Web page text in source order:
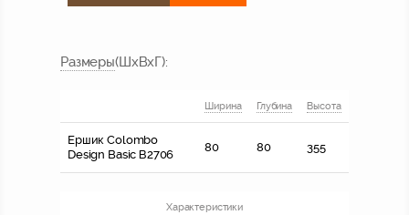
Размеры(ШхВхГ):
Ширина Глубина Высота
Ершик Colombo
Design Basic В2706
80 80 355
Характеристики